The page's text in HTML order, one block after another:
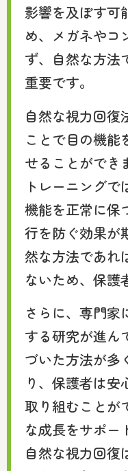
影響を及ぼす可
め、メガネやコ
ず、自然な方法
重要です。
自然な視力回復
ことで目の機能
せることができ
トレーニング
機能を正常に保
行を防ぐ効果が
然な方法であれ
ないため、保護
さらに、専門家
する研究が進ん
づいた方法が多
り、保護者は
取り組むことが
な成長をサポー
自然な視力回復